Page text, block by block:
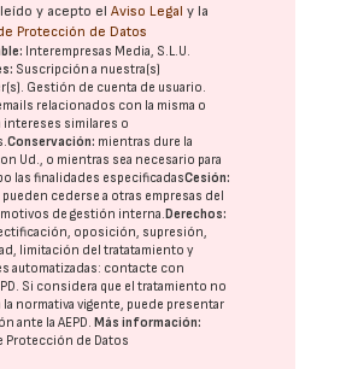
y acepto elAviso Legal y la
Protección de Datos
Interempresas Media, S.L.U.
Suscripción a nuestra(s)
Gestión de cuenta de usuario.
relacionados con la misma o
intereses similares o
Conservación: mientras dure la
Ud., o mientras sea necesario para
las finalidades especificadasCesión:
cederse a otras empresas del
de gestión interna.Derechos:
oposición, supresión,
limitación del tratatamiento y
automatizadas: contacte con
. Si considera que el tratamiento no
la normativa vigente, puede presentar
ante laAEPD.Más información:
Protección de Datos